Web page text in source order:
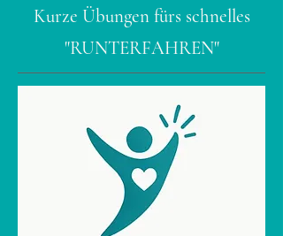
Kurze Übungen fürs schnelles
"RUNTERFAHREN"